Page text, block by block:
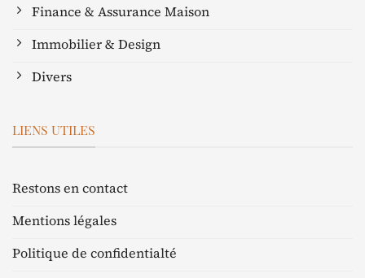
Finance & Assurance Maison
Immobilier & Design
Divers
LIENS UTILES
Restons en contact
Mentions légales
Politique de confidentialté